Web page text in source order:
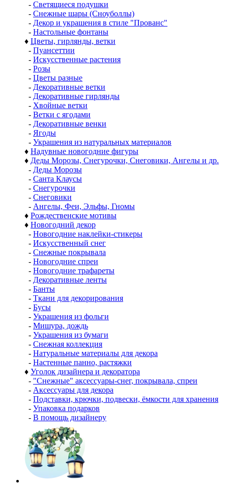
- Светящиеся подушки
- Снежные шары (Сноуболлы)
- Декор и украшения в стиле "Прованс"
- Настольные фонтаны
♦ Цветы, гирлянды, ветки
- Пуансеттии
- Искусственные растения
- Розы
- Цветы разные
- Декоративные ветки
- Декоративные гирлянды
- Хвойные ветки
- Ветки с ягодами
- Декоративные венки
- Ягоды
- Украшения из натуральных материалов
♦ Надувные новогодние фигуры
♦ Деды Морозы, Снегурочки, Снеговики, Ангелы и др.
- Деды Морозы
- Санта Клаусы
- Снегурочки
- Снеговики
- Ангелы, Феи, Эльфы, Гномы
♦ Рождественские мотивы
♦ Новогодний декор
- Новогодние наклейки-стикеры
- Искусственный снег
- Снежные покрывала
- Новогодние спреи
- Новогодние трафареты
- Декоративные ленты
- Банты
- Ткани для декорирования
- Бусы
- Украшения из фольги
- Мишура, дождь
- Украшения из бумаги
- Снежная коллекция
- Натуральные материалы для декора
- Настенные панно, растяжки
♦ Уголок дизайнера и декоратора
- "Снежные" аксессуары-снег, покрывала, спреи
- Аксессуары для декора
- Подставки, крючки, подвески, ёмкости для хранения
- Упаковка подарков
- В помощь дизайнеру